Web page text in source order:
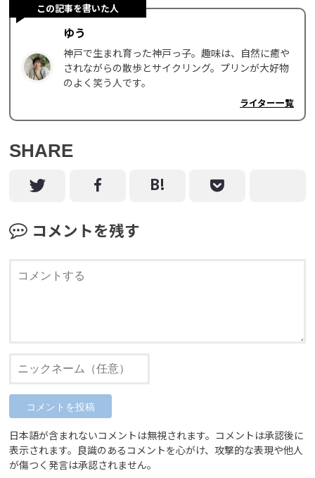
この記事を書いた人
ゆう
神戸で生まれ育った神戸っ子。趣味は、自然に癒や
されながらの散歩とサイクリング。プリンが大好物
のよく笑う人です。
ライター一覧
SHARE
コメントを残す
日本語が含まれないコメントは無視されます。コメントは承認後に
表示されます。良識のあるコメントを心がけ、攻撃的な表現や他人
が傷つく発言は承認されません。